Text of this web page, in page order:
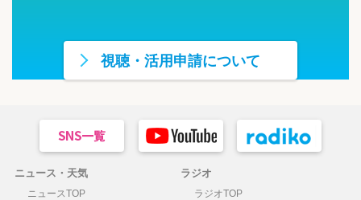
視聴・活用申請について
ニュース・天気
ニュースTOP
ラジオ
ラジオTOP